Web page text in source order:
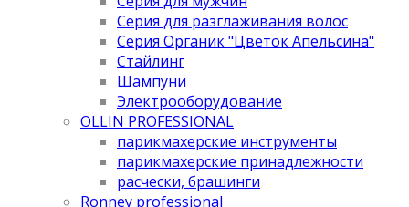
Серия для разглаживания волос
Серия Органик "Цветок Апельсина"
Стайлинг
Шампуни
Электрооборудование
OLLIN PROFESSIONAL
парикмахерские инструменты
парикмахерские принадлежности
расчески, брашинги
Ronney professional